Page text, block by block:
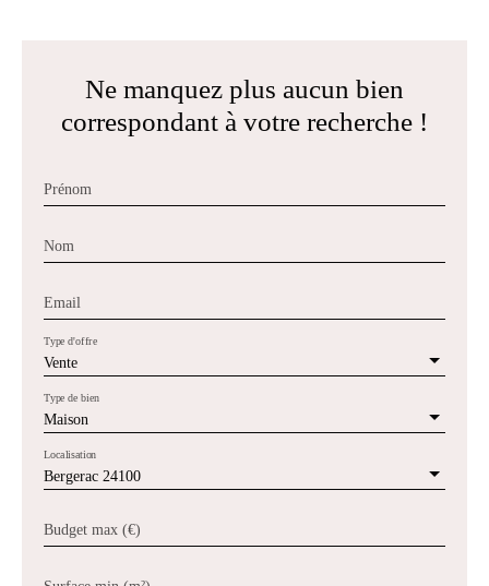
Ne manquez plus aucun bien
correspondant à votre recherche !
Prénom
Nom
Email
Vente
Type d'offre
Maison
Type de bien
Bergerac 24100
Localisation
Budget max (€)